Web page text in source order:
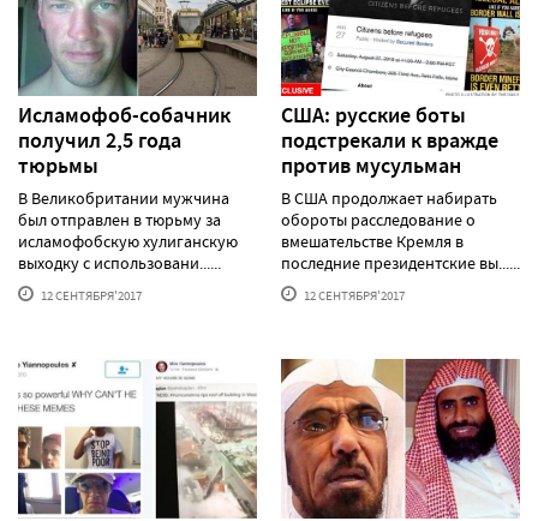
Исламофоб-собачник
получил 2,5 года
тюрьмы
В Великобритании мужчина
был отправлен в тюрьму за
исламофобскую хулиганскую
выходку с использовани......
12 СЕНТЯБРЯ'2017
США: русские боты
подстрекали к вражде
против мусульман
В США продолжает набирать
обороты расследование о
вмешательстве Кремля в
последние президентские вы......
12 СЕНТЯБРЯ'2017